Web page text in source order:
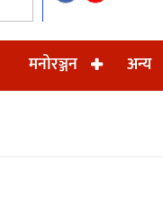
मनोरञ्जन अन्य